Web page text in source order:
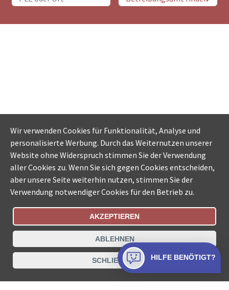
Bestellungsstatus Ämtersuche der Schweiz
Datenschutz Impressum Nutzungsbestimmungen
Kontakt
Wir verwenden Cookies für Funktionalität, Analyse und
personalisierte Werbung. Durch das Weiternutzen unserer
Website ohne Widerspruch stimmen Sie der Verwendung
aller Cookies zu. Wenn Sie sich gegen Cookies entscheiden,
aber unsere Seite weiterhin nutzen, stimmen Sie der
Verwendung notwendiger Cookies für den Betrieb zu.
AKZEPTIEREN
ABLEHNEN
SCHLIESSEN HILFE BENÖTIGT?